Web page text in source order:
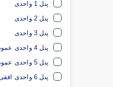
پنل 1 واحدی
پنل 2 واحدی
پنل 3 واحدی
پنل 4 واحدی عمودی
پنل 5 واحدی عمودی
پنل 6 واحدی افقی